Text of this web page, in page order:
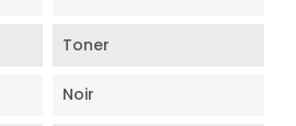
Toner
Noir